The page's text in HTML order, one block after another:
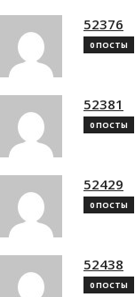
52376
0 ПОСТЫ
52381
0 ПОСТЫ
52429
0 ПОСТЫ
52438
0 ПОСТЫ